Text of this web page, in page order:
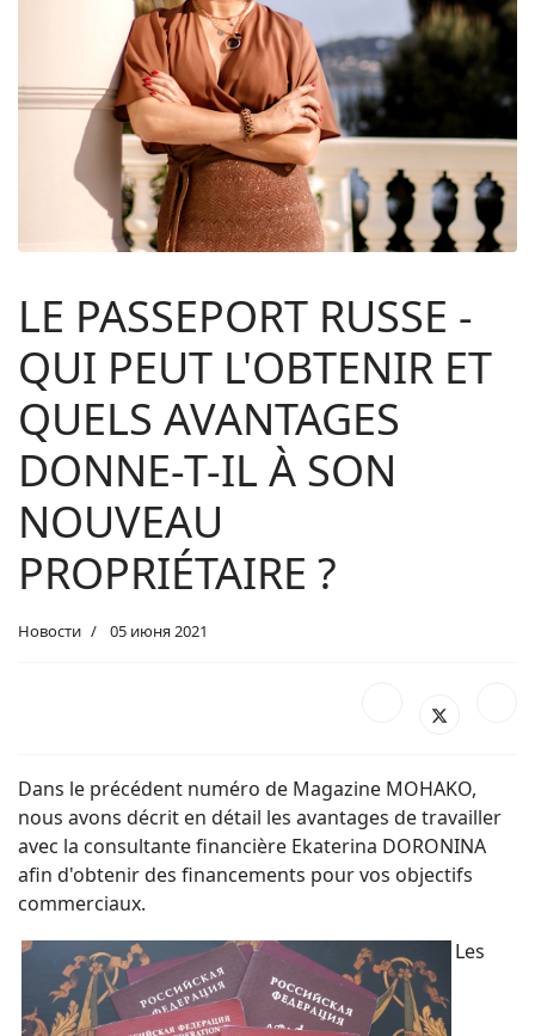
LE PASSEPORT RUSSE -
QUI PEUT L'OBTENIR ET
QUELS AVANTAGES
DONNE-T-IL À SON
NOUVEAU
PROPRIÉTAIRE ?
Новости 05 июня 2021
Dans le précédent numéro de Magazine MOHAKO,
nous avons décrit en détail les avantages de travailler
avec la consultante financière Ekaterina DORONINA
afin d'obtenir des financements pour vos objectifs
commerciaux.
Les